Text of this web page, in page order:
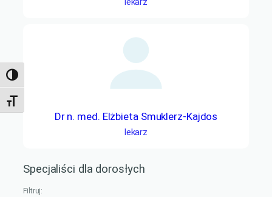
Toggle High Contrast
Toggle Font size
Dr n. med. Elżbieta Smuklerz-Kajdos
lekarz
Specjaliści dla dorosłych
Filtruj: